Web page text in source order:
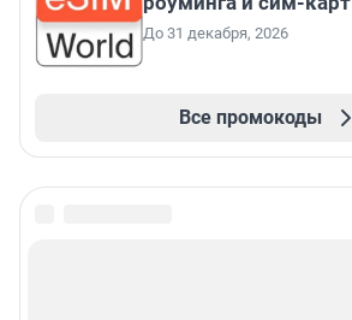
До 31 декабря, 2026
Все промокоды